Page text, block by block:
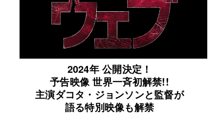
2024年 公開決定！
予告映像 世界一斉初解禁!!
主演ダコタ・ジョンソンと監督が
語る特別映像も解禁